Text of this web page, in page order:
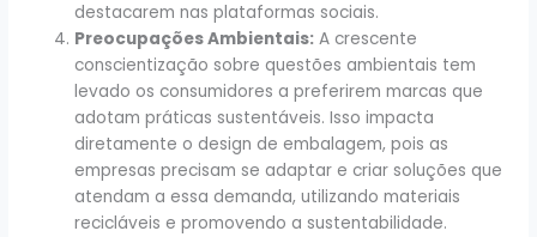
destacarem nas plataformas sociais.
Preocupações Ambientais: A crescente
conscientização sobre questões ambientais tem
levado os consumidores a preferirem marcas que
adotam práticas sustentáveis. Isso impacta
diretamente o design de embalagem, pois as
empresas precisam se adaptar e criar soluções que
atendam a essa demanda, utilizando materiais
recicláveis e promovendo a sustentabilidade.